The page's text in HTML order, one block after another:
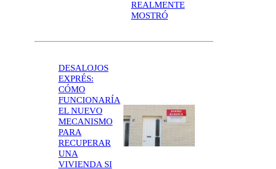
REALMENTE
MOSTRÓ
DESALOJOS
EXPRÉS:
CÓMO
FUNCIONARÍA
EL NUEVO
MECANISMO
PARA
RECUPERAR
UNA
VIVIENDA SI